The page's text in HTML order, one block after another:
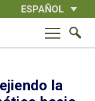
ESPAÑOL
la